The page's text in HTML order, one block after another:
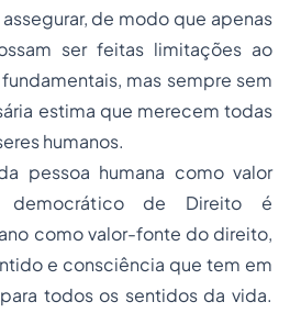
de modo que apenas
ser feitas limitações ao
mas sempre sem
estima que merecem todas
humanos.
pessoa humana como valor
democrático de Direito é
como valor-fonte do direito,
e consciência que tem em
todos os sentidos da vida.